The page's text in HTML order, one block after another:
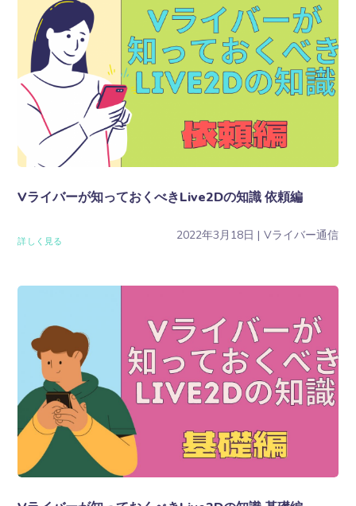
2022年3月18日 Vライバー通信
Vライバーが知っておくべきLive2Dの知識 依頼編
詳しく見る